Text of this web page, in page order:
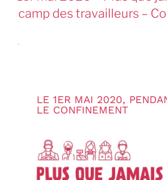
camp des travailleurs –
LE 1ER MAI 2020,
LE CONFINEMENT